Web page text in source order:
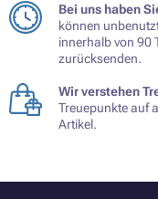
Bei uns haben
können
innerhalb von 90
zurücksenden.
Wir verstehen
Treuepunkte auf
Artikel.